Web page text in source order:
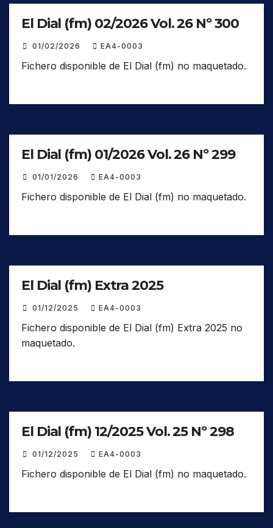
El Dial (fm) 02/2026 Vol. 26 Nº 300
01/02/2026 EA4-0003
Fichero disponible de El Dial (fm) no maquetado.
El Dial (fm) 01/2026 Vol. 26 Nº 299
01/01/2026 EA4-0003
Fichero disponible de El Dial (fm) no maquetado.
El Dial (fm) Extra 2025
01/12/2025 EA4-0003
Fichero disponible de El Dial (fm) Extra 2025 no
maquetado.
El Dial (fm) 12/2025 Vol. 25 Nº 298
01/12/2025 EA4-0003
Fichero disponible de El Dial (fm) no maquetado.